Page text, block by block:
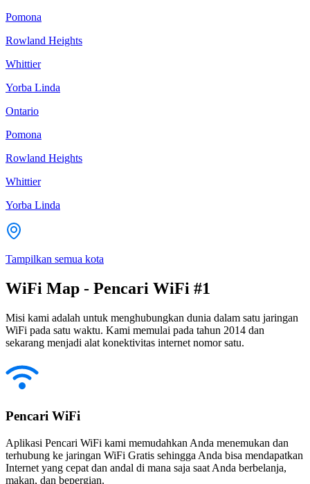
Pomona
Rowland Heights
Whittier
Yorba Linda
Ontario
Pomona
Rowland Heights
Whittier
Yorba Linda
Tampilkan semua kota
WiFi Map - Pencari WiFi #1
Misi kami adalah untuk menghubungkan dunia dalam satu jaringan
WiFi pada satu waktu. Kami memulai pada tahun 2014 dan
sekarang menjadi alat konektivitas internet nomor satu.
Pencari WiFi
Aplikasi Pencari WiFi kami memudahkan Anda menemukan dan
terhubung ke jaringan WiFi Gratis sehingga Anda bisa mendapatkan
Internet yang cepat dan andal di mana saja saat Anda berbelanja,
makan, dan bepergian.